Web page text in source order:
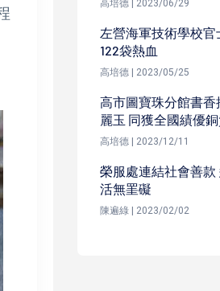
高培德 | 2023/06/29
左營海軍技術學校
122袋熱血
高培德 | 2023/05/25
高市圖寶珠分館書
麗玉 同獲全國績優
高培德 | 2023/12/11
榮服處連結社會善款
活無罣礙
陳遍綠 | 2023/02/02